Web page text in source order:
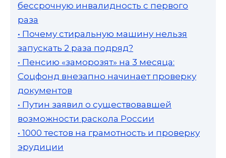
бессрочную инвалидность с первого
раза
• Почему стиральную машину нельзя
запускать 2 раза подряд?
• Пенсию «заморозят» на 3 месяца:
Соцфонд внезапно начинает проверку
документов
• Путин заявил о существовавшей
возможности раскола России
• 1000 тестов на грамотность и проверку
эрудиции